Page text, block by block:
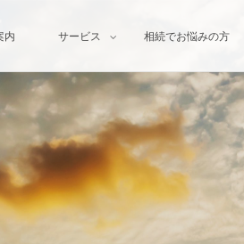
内 サービス 相続でお悩みの方